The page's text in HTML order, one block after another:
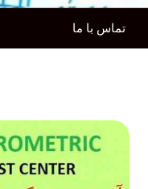
تماس با ما